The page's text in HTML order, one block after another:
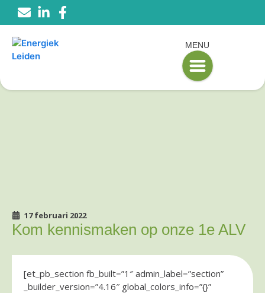
MENU
17 februari 2022
Kom kennismaken op onze 1e ALV
[et_pb_section fb_built=”1″ admin_label=”section”
_builder_version=”4.16″ global_colors_info=”{}”